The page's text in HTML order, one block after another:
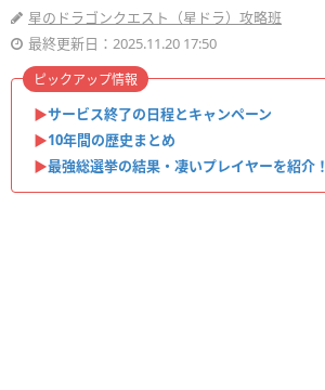
星のドラゴンクエスト（星ドラ）攻略班
最終更新日：2025.11.20 17:50
▶︎サービス終了の日程とキャンペーン
▶︎10年間の歴史まとめ
▶︎最強総選挙の結果・凄いプレイヤーを紹介！
ピックアップ情報